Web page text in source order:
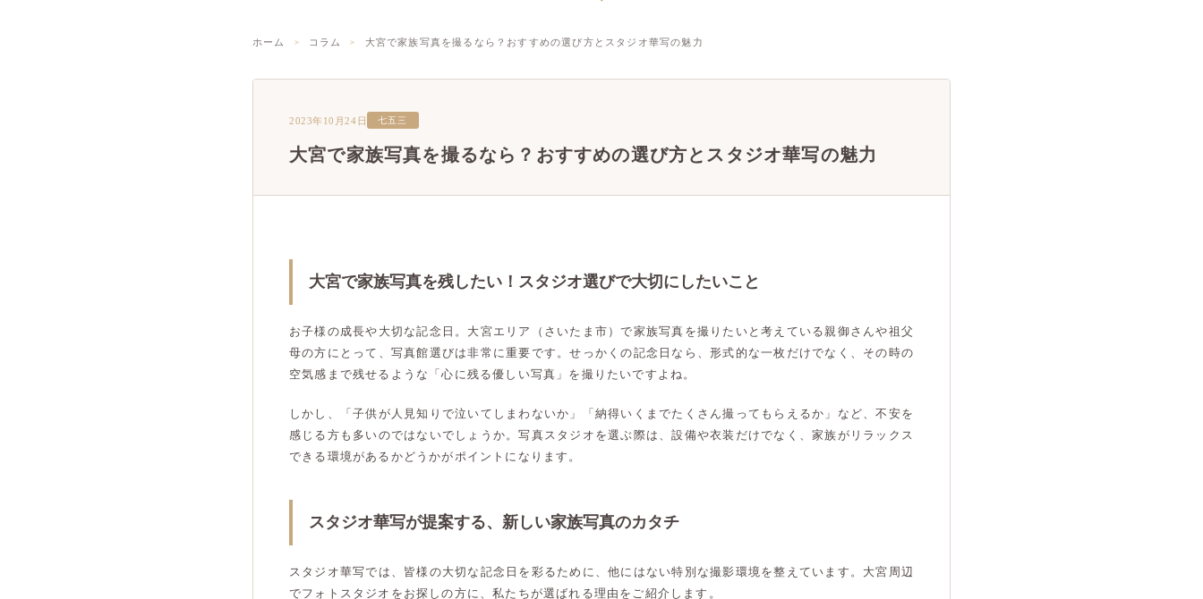
ホーム コラム 大宮で家族写真を撮るなら？おすすめの選び方とスタジオ華写の魅力
2023年10月24日 七五三
大宮で家族写真を撮るなら？おすすめの選び方とスタジオ華写の魅力
大宮で家族写真を残したい！スタジオ選びで大切にしたいこと
お子様の成長や大切な記念日。大宮エリア（さいたま市）で家族写真を撮りたいと考えている親御さんや祖父
母の方にとって、写真館選びは非常に重要です。せっかくの記念日なら、形式的な一枚だけでなく、その時の
空気感まで残せるような「心に残る優しい写真」を撮りたいですよね。
しかし、「子供が人見知りで泣いてしまわないか」「納得いくまでたくさん撮ってもらえるか」など、不安を
感じる方も多いのではないでしょうか。写真スタジオを選ぶ際は、設備や衣装だけでなく、家族がリラックス
できる環境があるかどうかがポイントになります。
スタジオ華写が提案する、新しい家族写真のカタチ
スタジオ華写では、皆様の大切な記念日を彩るために、他にはない特別な撮影環境を整えています。大宮周辺
でフォトスタジオをお探しの方に、私たちが選ばれる理由をご紹介します。